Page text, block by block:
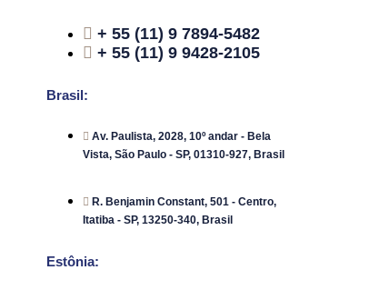
+ 55 (11) 9 7894-5482
+ 55 (11) 9 9428-2105
Brasil:
Av. Paulista, 2028, 10º andar - Bela
Vista, São Paulo - SP, 01310-927, Brasil
R. Benjamin Constant, 501 - Centro,
Itatiba - SP, 13250-340, Brasil
Estônia: